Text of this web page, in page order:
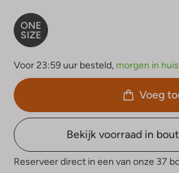
ONE
SIZE
Voor 23:59 uur besteld, morgen in huis
Voeg
Bekijk voorraad in
Reserveer direct in een van onze 37